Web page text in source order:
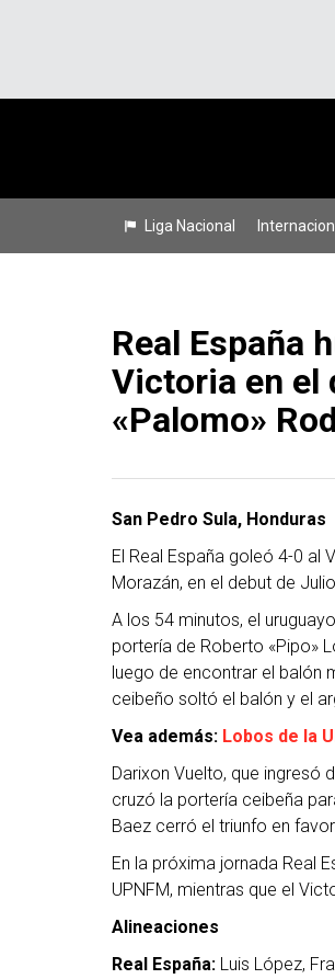
Liga Nacional
Real España
Victoria en el
«Palomo»
San Pedro Sula, Honduras
El Real España goleó 4-0 al
Morazán, en el debut de
A los 54 minutos, el
portería de Roberto «Pipo»
luego de encontrar el balón
ceibeño soltó el balón y el
Vea además: Lobos de la
Darixon Vuelto, que ingresó
cruzó la portería ceibeña
Baez cerró el triunfo en
En la próxima jornada Real
UPNFM, mientras que el
Alineaciones
Real España: Luis López,